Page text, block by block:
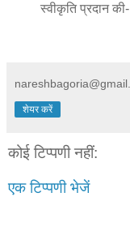
स्वीकृति प्रदान
शेयर करें
कोई टिप्पणी नहीं:
एक टिप्पणी भेजें